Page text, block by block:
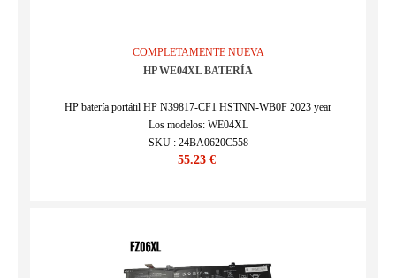
COMPLETAMENTE NUEVA
HP WE04XL BATERÍA
HP batería portátil HP N39817-CF1 HSTNN-WB0F 2023 year
Los modelos: WE04XL
SKU : 24BA0620C558
55.23 €